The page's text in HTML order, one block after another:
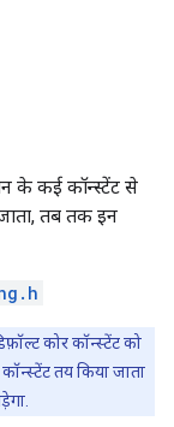
के कई कॉन्स्टेंट से
तब तक इन
कोर कॉन्स्टेंट को
तय किया जाता